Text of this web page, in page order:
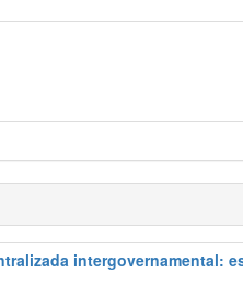
intergovernamental: